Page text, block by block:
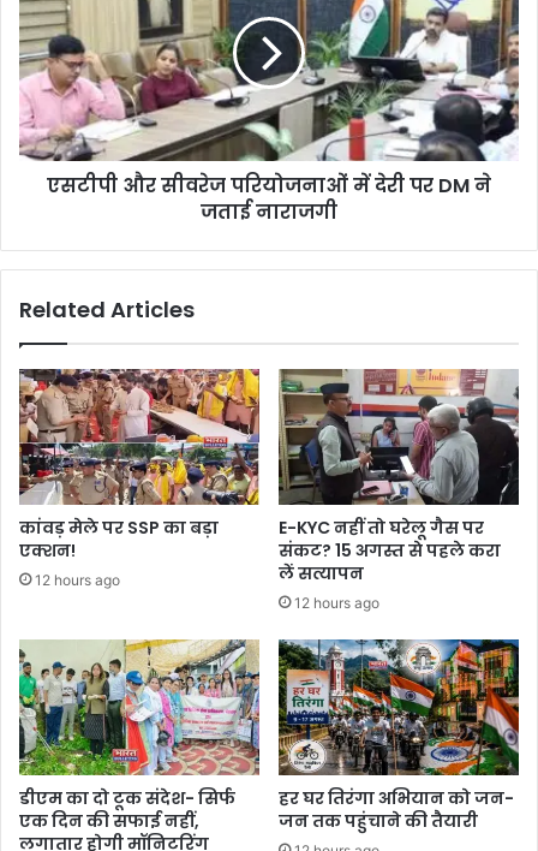
एसटीपी और सीवरेज परियोजनाओं में देरी पर DM ने
जताई नाराजगी
Related Articles
कांवड़ मेले पर SSP का बड़ा
एक्शन!
12 hours ago
E-KYC नहीं तो घरेलू गैस पर
संकट? 15 अगस्त से पहले करा
लें सत्यापन
12 hours ago
डीएम का दो टूक संदेश- सिर्फ
एक दिन की सफाई नहीं,
लगातार होगी मॉनिटरिंग
हर घर तिरंगा अभियान को जन-
जन तक पहुंचाने की तैयारी